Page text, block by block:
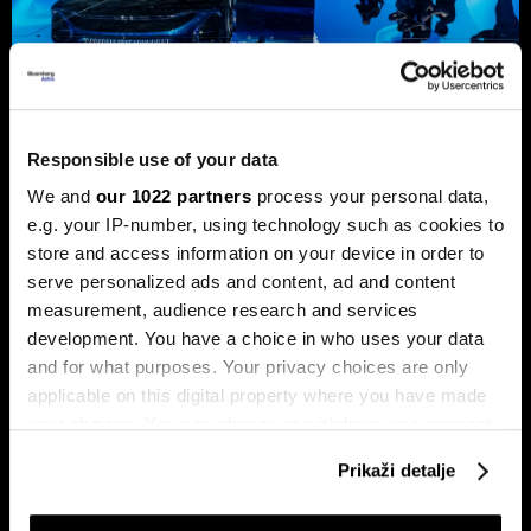
Responsible use of your data
We and our 1022 partners process your personal data,
e.g. your IP-number, using technology such as cookies to
store and access information on your device in order to
serve personalized ads and content, ad and content
measurement, audience research and services
development. You have a choice in who uses your data
and for what purposes. Your privacy choices are only
applicable on this digital property where you have made
Prikaži detalje
Preokret u autoindustriji: Geely
preuzima inicijativu od BYD-a
Geely se u vremenima neizvjesnosti oslanja na globalnu
prodajnu mrežu i za kineski brend netipičnu raznolikost
pogonskih sklopova, budući da proizvodi i modele s
motorima s unutarnjim izgaranjem.